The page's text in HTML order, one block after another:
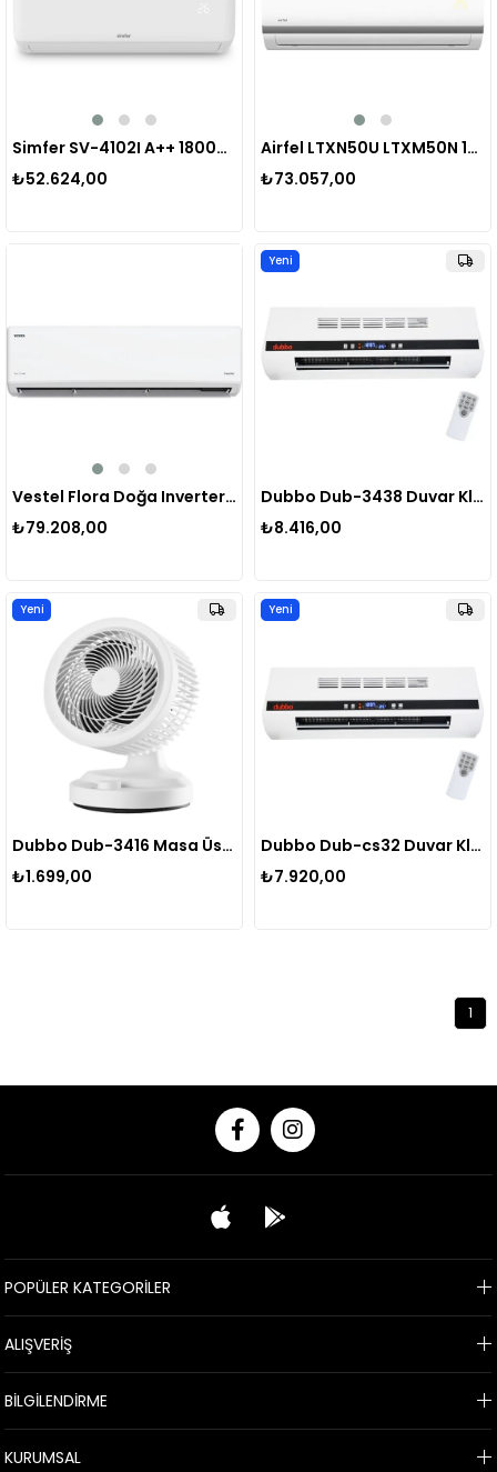
Simfer SV-4102I A++ 18000 BTU Inverter Duvar Tipi Klima
₺52.624,00
Airfel LTXN50U LTXM50N 18000 Btu A++ Inverter Split Klima
₺73.057,00
Vestel Flora Doğa Inverter 244 246 Wifi Klima 20234957 20235141
₺79.208,00
Dubbo Dub-3438 Duvar Klima Tipi Isıtıcı Vantilatör
₺8.416,00
Yeni
Dubbo Dub-3416 Masa Üstü Döner Vantilatör
₺1.699,00
Yeni
Dubbo Dub-cs32 Duvar Klima Tipi Isıtıcı Vantilatör
₺7.920,00
Yeni
1
POPÜLER KATEGORİLER
ALIŞVERİŞ
BİLGİLENDİRME
KURUMSAL